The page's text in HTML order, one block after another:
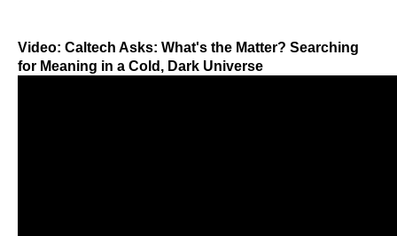
Video: Caltech Asks: What's the Matter? Searching
for Meaning in a Cold, Dark Universe